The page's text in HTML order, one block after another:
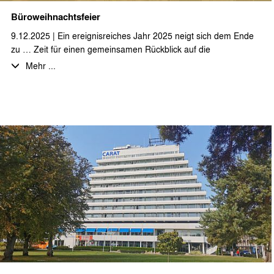
Büroweihnachtsfeier
9.12.2025 | Ein ereignisreiches Jahr 2025 neigt sich dem Ende
zu … Zeit für einen gemeinsamen Rückblick auf die
Herausforderungen und Erfolge, die vielen bearbeiteten und
Vor allem aber Zeit für einen gemütlichen Abend bei leckerem
Essen und erlesenen Getränken mit den Kolleginnen und
Kollegen.
Wir sagen DANKE! für die Zusammenarbeit im letzten Jahr und
wünschen allen Auftraggeber*innen, Geschäftspartner*innen
und dem ganzen Team eine schöne Adventszeit!
Mehr ...